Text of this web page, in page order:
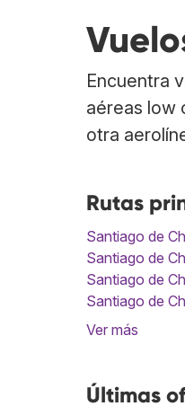
Encuentra
aéreas low
otra
Rutas
Santiago de
Santiago de
Santiago de
Santiago de
Ver más
Últimas